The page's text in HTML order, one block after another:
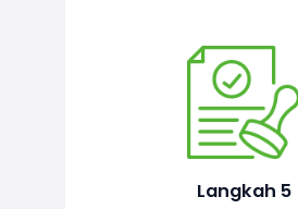
Langkah 5
Pegawai pelulus menilai
dan memberi
kelulusan akhir
mematuhi syarat